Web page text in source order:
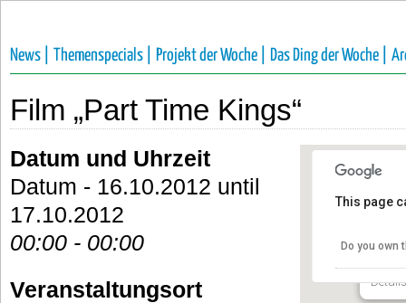
News | Themenspecials | Projekt der Woche | Das Ding der Woche |
Film „Part Time Kings“
Details
This page
Do you own
Datum und Uhrzeit
Datum - 16.10.2012 until
17.10.2012
00:00 - 00:00
Veranstaltungsort